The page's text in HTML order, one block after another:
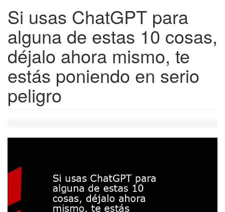
Si usas ChatGPT para
alguna de estas 10 cosas,
déjalo ahora mismo, te
estás poniendo en serio
peligro